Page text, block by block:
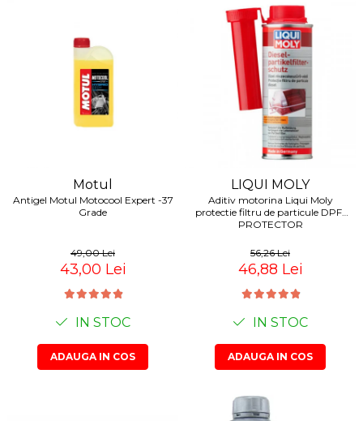
Motul
Antigel Motul Motocool Expert -37
Grade
49,00 Lei
43,00 Lei
IN STOC
ADAUGA IN COS
LIQUI MOLY
Aditiv motorina Liqui Moly
protectie filtru de particule DPF-
PROTECTOR
56,26 Lei
46,88 Lei
IN STOC
ADAUGA IN COS